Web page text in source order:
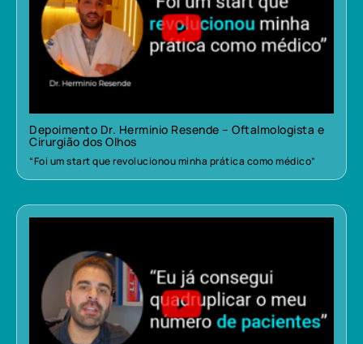
Depoimento Dr. Herminio Resende – Oftalmologista e
Cirurgião dos Olhos
“Foi um start que revolucionou minha prática como médico”